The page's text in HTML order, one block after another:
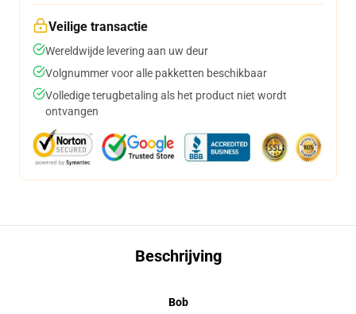
Veilige transactie
Wereldwijde levering aan uw deur
Volgnummer voor alle pakketten beschikbaar
Volledige terugbetaling als het product niet wordt
ontvangen
Beschrijving
Bob